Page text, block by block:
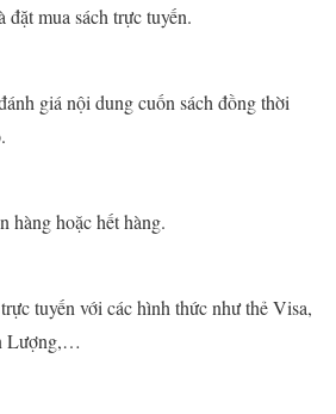
mua sách trực tuyến.
giá nội dung cuốn sách đồng thời
hàng hoặc hết hàng.
tuyến với các hình thức như thẻ Visa,
Lượng,…